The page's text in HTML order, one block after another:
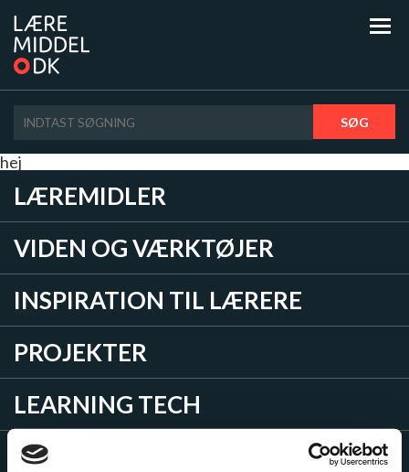
SØG
hej
LÆREMIDLER
VIDEN OG VÆRKTØJER
INSPIRATION TIL LÆRERE
PROJEKTER
LEARNING TECH
VIDENSKABSTEORI